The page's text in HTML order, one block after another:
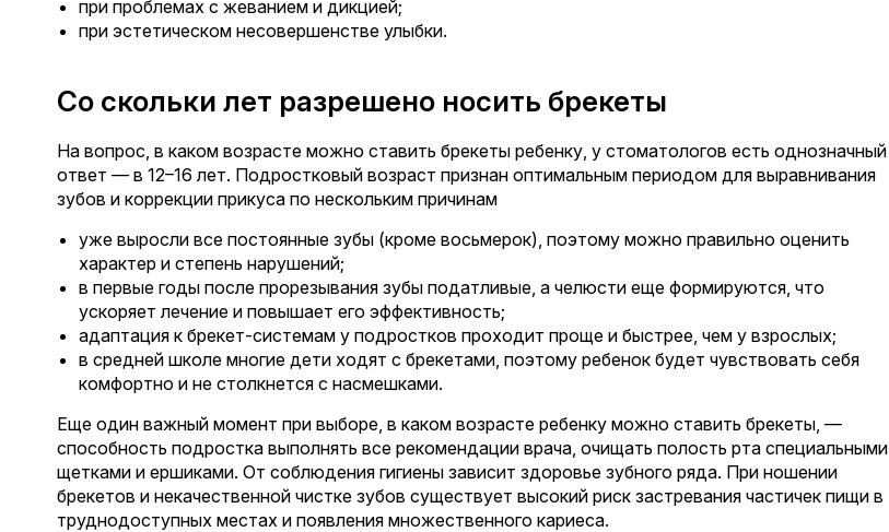
при проблемах с жеванием и дикцией;
при эстетическом несовершенстве улыбки.
Со скольки лет разрешено носить брекеты
На вопрос, в каком возрасте можно ставить брекеты ребенку, у стоматологов есть однозначный
ответ — в 12–16 лет. Подростковый возраст признан оптимальным периодом для выравнивания
зубов и коррекции прикуса по нескольким причинам
уже выросли все постоянные зубы (кроме восьмерок), поэтому можно правильно оценить
характер и степень нарушений;
в первые годы после прорезывания зубы податливые, а челюсти еще формируются, что
ускоряет лечение и повышает его эффективность;
адаптация к брекет-системам у подростков проходит проще и быстрее, чем у взрослых;
в средней школе многие дети ходят с брекетами, поэтому ребенок будет чувствовать себя
комфортно и не столкнется с насмешками.
Еще один важный момент при выборе, в каком возрасте ребенку можно ставить брекеты, —
способность подростка выполнять все рекомендации врача, очищать полость рта специальными
щетками и ершиками. От соблюдения гигиены зависит здоровье зубного ряда. При ношении
брекетов и некачественной чистке зубов существует высокий риск застревания частичек пищи в
труднодоступных местах и появления множественного кариеса.